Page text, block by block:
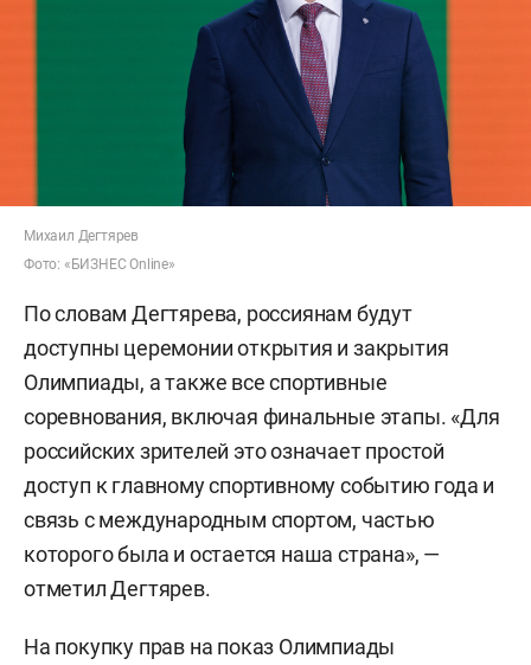
Михаил Дегтярев
Фото: «БИЗНЕС Online»
По словам Дегтярева, россиянам будут
доступны церемонии открытия и закрытия
Олимпиады, а также все спортивные
соревнования, включая финальные этапы. «Для
российских зрителей это означает простой
доступ к главному спортивному событию года и
связь с международным спортом, частью
которого была и остается наша страна», —
отметил Дегтярев.
На покупку прав на показ Олимпиады